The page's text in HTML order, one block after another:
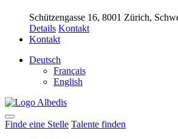
Schützengasse 16, 8001 Zürich,
Details Kontakt
Kontakt
Deutsch
Français
English
Finde eine Stelle Talente finden